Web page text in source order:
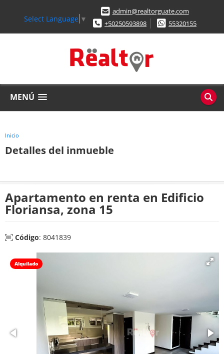
Select Language ▼
admin@realtorguate.com
+50250593898
55320155
MENÚ
Inicio
Detalles del inmueble
Apartamento en renta en Edificio
Floriansa, zona 15
Código: 8041839
Alquilado